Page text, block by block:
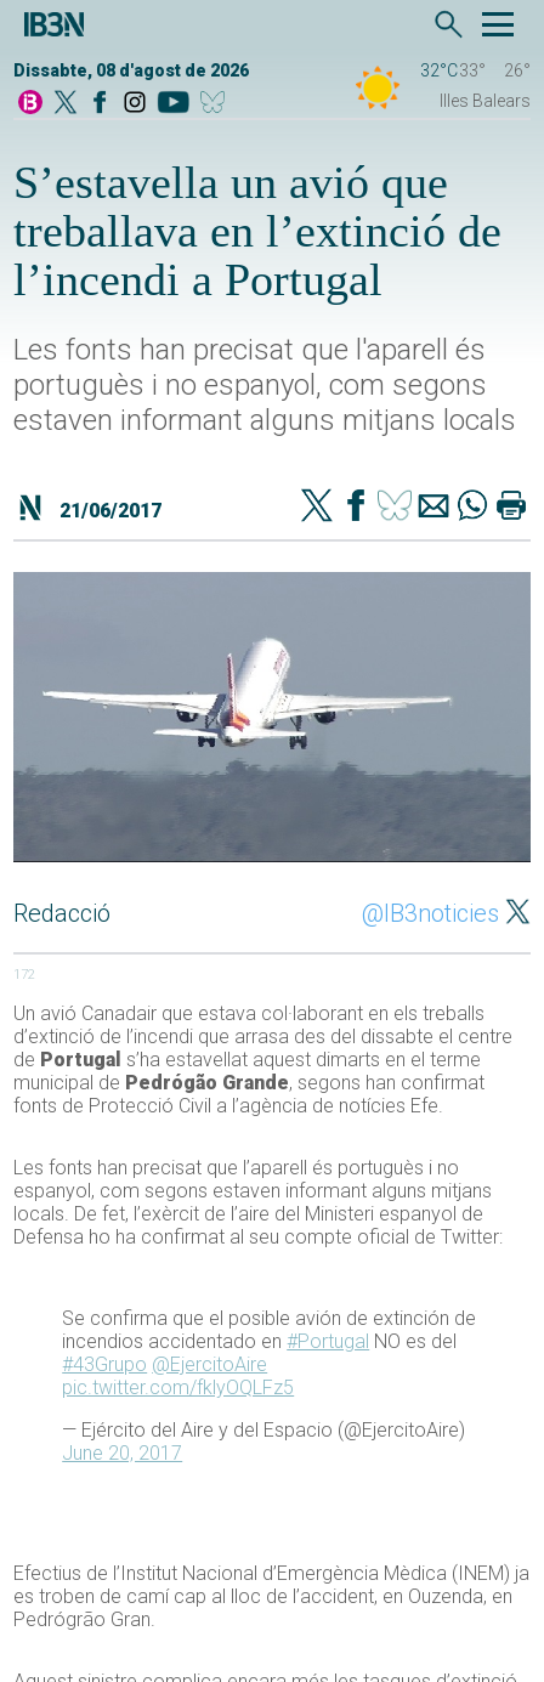
Dissabte, 08 d'agost de 2026 32°C33°
26°
Illes Balears
S’estavella un avió que
treballava en l’extinció de
l’incendi a Portugal
Les fonts han precisat que l'aparell és
portuguès i no espanyol, com segons
estaven informant alguns mitjans locals
21/06/2017
Redacció @IB3noticies
172
Un avió Canadair que estava col·laborant en els treballs
d’extinció de l’incendi que arrasa des del dissabte el centre
de Portugal s’ha estavellat aquest dimarts en el terme
municipal de Pedrógão Grande, segons han confirmat
fonts de Protecció Civil a l’agència de notícies Efe.
Les fonts han precisat que l’aparell és portuguès i no
espanyol, com segons estaven informant alguns mitjans
locals. De fet, l’exèrcit de l’aire del Ministeri espanyol de
Defensa ho ha confirmat al seu compte oficial de Twitter:
Se confirma que el posible avión de extinción de
incendios accidentado en#Portugal NO es del
#43Grupo @EjercitoAire
pic.twitter.com/fklyOQLFz5
— Ejército del Aire y del Espacio (@EjercitoAire)
June 20, 2017
Efectius de l’Institut Nacional d’Emergència Mèdica (INEM) ja
es troben de camí cap al lloc de l’accident, en Ouzenda, en
Pedrógrão Gran.